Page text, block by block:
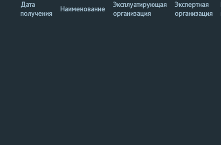
Дата
получения
Наименование
Эксплуатирующая
организация
Экспертная
организация